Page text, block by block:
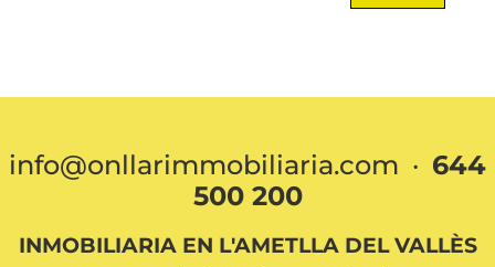
info@onllarimmobiliaria.com · 644
500 200
INMOBILIARIA EN L'AMETLLA DEL VALLÈS